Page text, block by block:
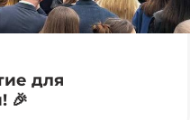
для
🎉